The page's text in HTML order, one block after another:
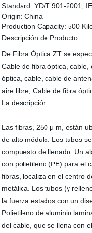
Standard: YD/T 901-2001;
Origin: China
Production Capacity: 500
Descripción de Producto
De Fibra Óptica ZT se
Cable de fibra óptica, cable,
óptica, cable, cable de
aire libre, Cable de fibra
La descripción.
Las fibras, 250 μ m, están
de alto módulo. Los tubos
compuesto de llenado. Un
con polietileno (PE) para el
fibras, localiza en el centro
metálica. Los tubos (y
la fuerza estados con un
Polietileno de aluminio
del cable, que se llena con